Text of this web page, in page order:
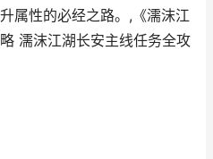
属性的必经之路。,《濡沫江
濡沫江湖长安主线任务全攻